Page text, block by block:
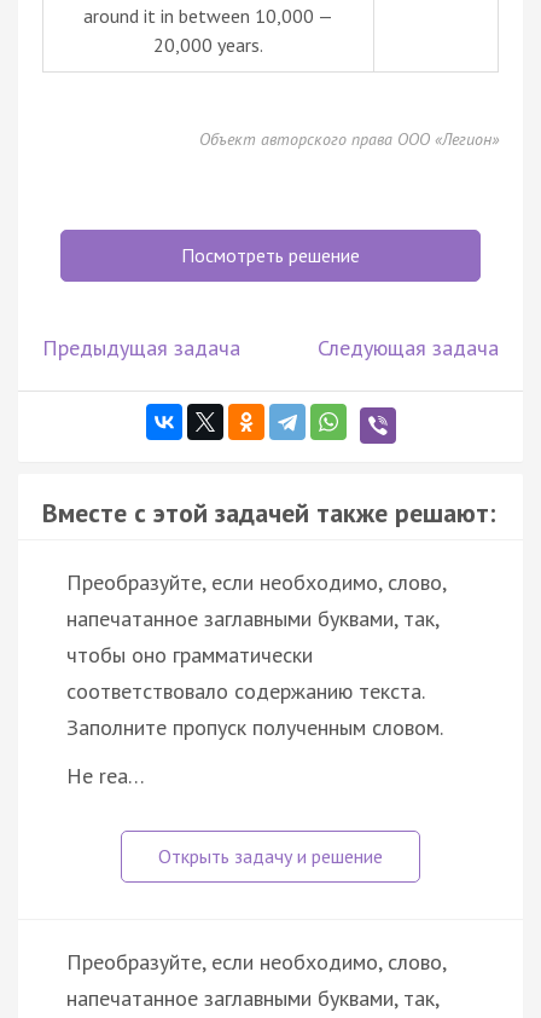
around it in between 10,000 —
20,000 years.
Объект авторского права ООО «Легион»
Посмотреть решение
Предыдущая задача Следующая задача
Вместе с этой задачей также решают:
Преобразуйте, если необходимо, слово,
напечатанное заглавными буквами, так,
чтобы оно грамматически
соответствовало содержанию текста.
Заполните пропуск полученным словом.
He rea…
Преобразуйте, если необходимо, слово,
напечатанное заглавными буквами, так,